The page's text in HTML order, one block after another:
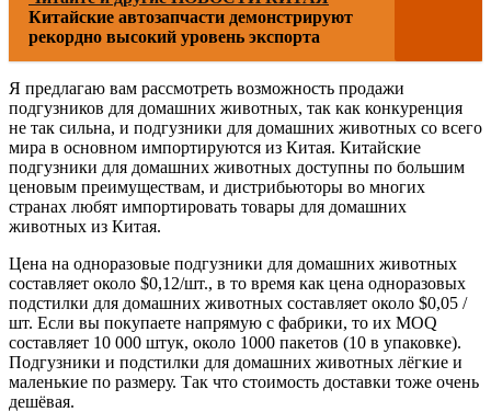
Китайские автозапчасти демонстрируют
рекордно высокий уровень экспорта
Я предлагаю вам рассмотреть возможность продажи
подгузников для домашних животных, так как конкуренция
не так сильна, и подгузники для домашних животных со всего
мира в основном импортируются из Китая. Китайские
подгузники для домашних животных доступны по большим
ценовым преимуществам, и дистрибьюторы во многих
странах любят импортировать товары для домашних
животных из Китая.
Цена на одноразовые подгузники для домашних животных
составляет около $0,12/шт., в то время как цена одноразовых
подстилки для домашних животных составляет около $0,05 /
шт. Если вы покупаете напрямую с фабрики, то их MOQ
составляет 10 000 штук, около 1000 пакетов (10 в упаковке).
Подгузники и подстилки для домашних животных лёгкие и
маленькие по размеру. Так что стоимость доставки тоже очень
дешёвая.